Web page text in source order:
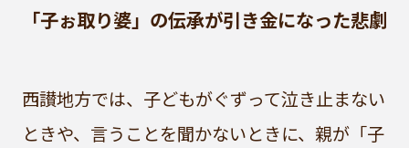
「子ぉ取り婆」の伝承が引き金になった悲劇
西讃地方では、子どもがぐずって泣き止まない
ときや、言うことを聞かないときに、親が「子